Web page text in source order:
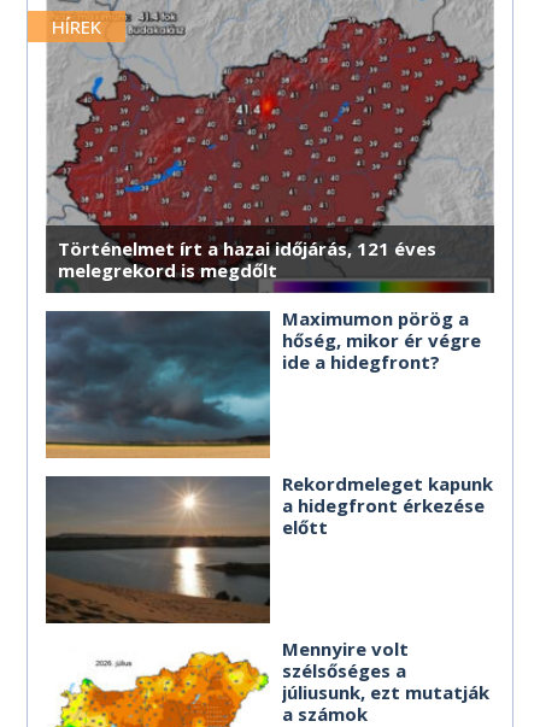
merre érdemes haladnod.
MÉG TÖBB HOROSZKÓP
MÉG TÖBB HOROSZKÓP
MÉG TÖBB HOROSZKÓP
MÉG TÖBB HOROSZKÓP
MÉG TÖBB HOROSZKÓP
MÉG TÖBB HOROSZKÓP
MÉG TÖBB HOROSZKÓP
MÉG TÖBB HOROSZKÓP
MÉG TÖBB HOROSZKÓP
MÉG TÖBB HOROSZKÓP
MÉG TÖBB HOROSZKÓP
HÍREK
Történelmet írt a hazai időjárás, 121 éves
melegrekord is megdőlt
Maximumon pörög a
hőség, mikor ér végre
ide a hidegfront?
Rekordmeleget kapunk
a hidegfront érkezése
előtt
Mennyire volt
szélsőséges a
júliusunk, ezt mutatják
a számok